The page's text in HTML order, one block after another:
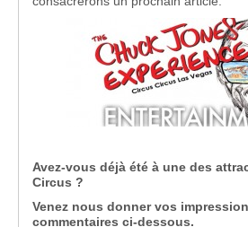
Avez-vous déjà été à une des
Circus ?
Venez nous donner vos
commentaires ci-dessous.